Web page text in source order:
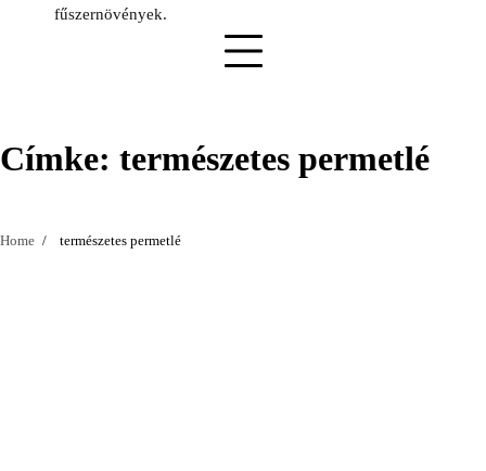
fűszernövények.
Címke: természetes permetlé
Home természetes permetlé